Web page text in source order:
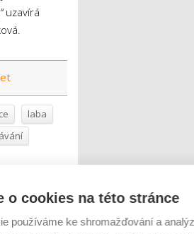
uzavírá
laba
o cookies na této stránce
používáme ke shromažďování a